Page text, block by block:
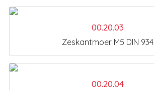
00.20.03
Zeskantmoer M5 DIN 934
00.20.04